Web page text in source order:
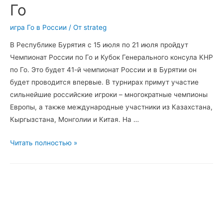
41-
Чемпионате
России
в
Бурятии
Го
игра Го в России / От strateg
В Республике Бурятия с 15 июля по 21 июля пройдут
Чемпионат России по Го и Кубок Генерального консула КНР
по Го. Это будет 41-й чемпионат России и в Бурятии он
будет проводится впервые. В турнирах примут участие
сильнейшие российские игроки – многократные чемпионы
Европы, а также международные участники из Казахстана,
Кыргызстана, Монголии и Китая. На …
Улан-
Читать полностью »